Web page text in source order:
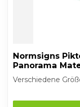
Normsigns
Panorama
Verschiedene